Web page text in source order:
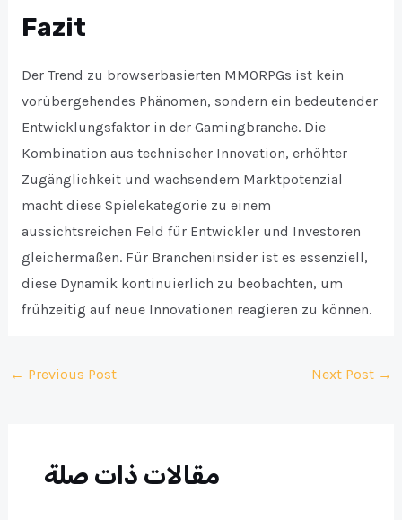
Fazit
Der Trend zu browserbasierten MMORPGs ist kein
vorübergehendes Phänomen, sondern ein bedeutender
Entwicklungsfaktor in der Gamingbranche. Die
Kombination aus technischer Innovation, erhöhter
Zugänglichkeit und wachsendem Marktpotenzial
macht diese Spielekategorie zu einem
aussichtsreichen Feld für Entwickler und Investoren
gleichermaßen. Für Brancheninsider ist es essenziell,
diese Dynamik kontinuierlich zu beobachten, um
frühzeitig auf neue Innovationen reagieren zu können.
Post
← Previous Post Next Post →
مقالات ذات صلة